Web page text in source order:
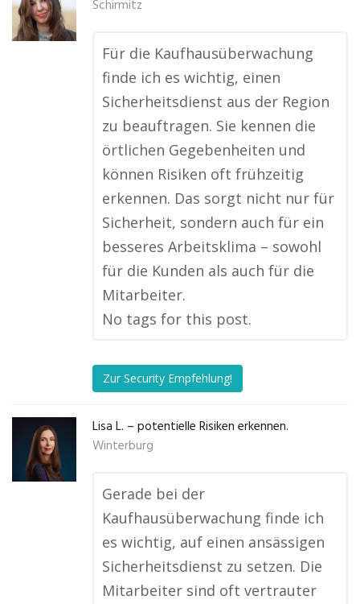
Schirmitz
Für die Kaufhausüberwachung
finde ich es wichtig, einen
Sicherheitsdienst aus der Region
zu beauftragen. Sie kennen die
örtlichen Gegebenheiten und
können Risiken oft frühzeitig
erkennen. Das sorgt nicht nur für
Sicherheit, sondern auch für ein
besseres Arbeitsklima – sowohl
für die Kunden als auch für die
Mitarbeiter.
No tags for this post.
Zur Security Empfehlung!
Lisa L. – potentielle Risiken erkennen.
Winterburg
Gerade bei der
Kaufhausüberwachung finde ich
es wichtig, auf einen ansässigen
Sicherheitsdienst zu setzen. Die
Mitarbeiter sind oft vertrauter